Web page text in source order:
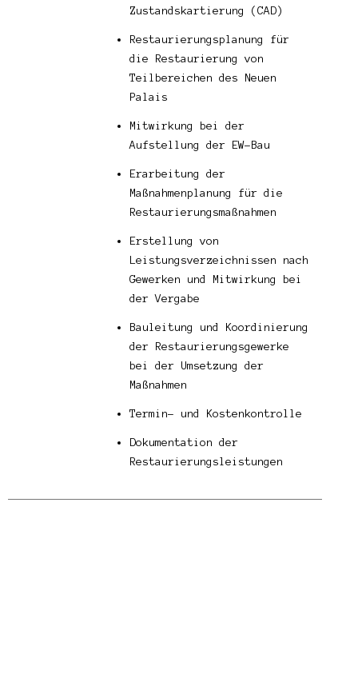
Zustandskartierung (CAD)
Restaurierungsplanung für
die Restaurierung von
Teilbereichen des Neuen
Palais
Mitwirkung bei der
Aufstellung der EW-Bau
Erarbeitung der
Maßnahmenplanung für die
Restaurierungsmaßnahmen
Erstellung von
Leistungsverzeichnissen nach
Gewerken und Mitwirkung bei
der Vergabe
Bauleitung und Koordinierung
der Restaurierungsgewerke
bei der Umsetzung der
Maßnahmen
Termin- und Kostenkontrolle
Dokumentation der
Restaurierungsleistungen